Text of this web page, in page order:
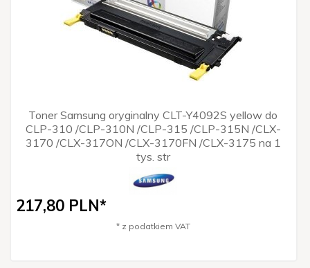
Toner Samsung oryginalny CLT-Y4092S yellow do
CLP-310 /CLP-310N /CLP-315 /CLP-315N /CLX-
3170 /CLX-317ON /CLX-3170FN /CLX-3175 na 1
tys. str
217,80 PLN*
* z podatkiem VAT